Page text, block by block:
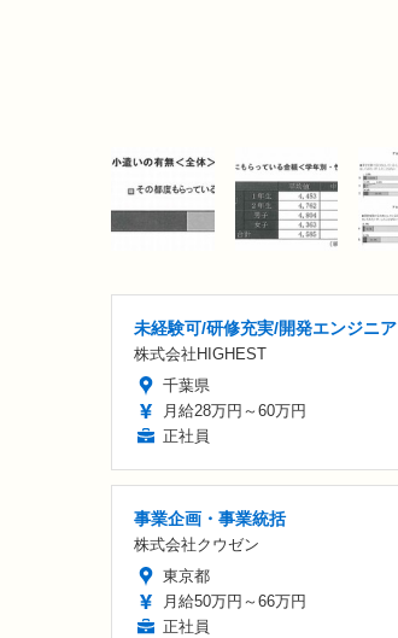
未経験可/研修充実/開発エンジニア
株式会社HIGHEST
千葉県
月給28万円～60万円
正社員
事業企画・事業統括
株式会社クウゼン
東京都
月給50万円～66万円
正社員